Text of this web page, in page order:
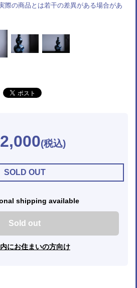
際の商品とは若干の差異がある場合があ
SOLD OUT
shipping available
Sold out
にお住まいの方向け